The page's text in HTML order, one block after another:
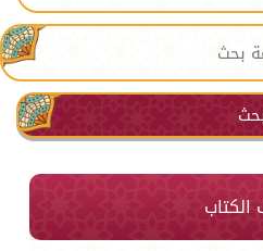
الكتاب